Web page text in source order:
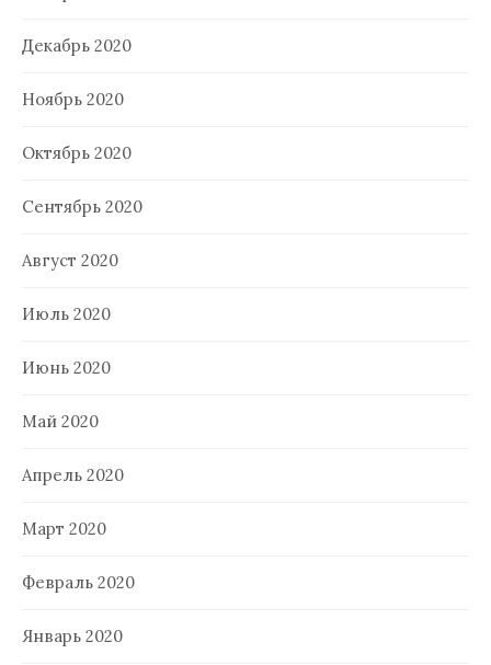
Декабрь 2020
Ноябрь 2020
Октябрь 2020
Сентябрь 2020
Август 2020
Июль 2020
Июнь 2020
Май 2020
Апрель 2020
Март 2020
Февраль 2020
Январь 2020